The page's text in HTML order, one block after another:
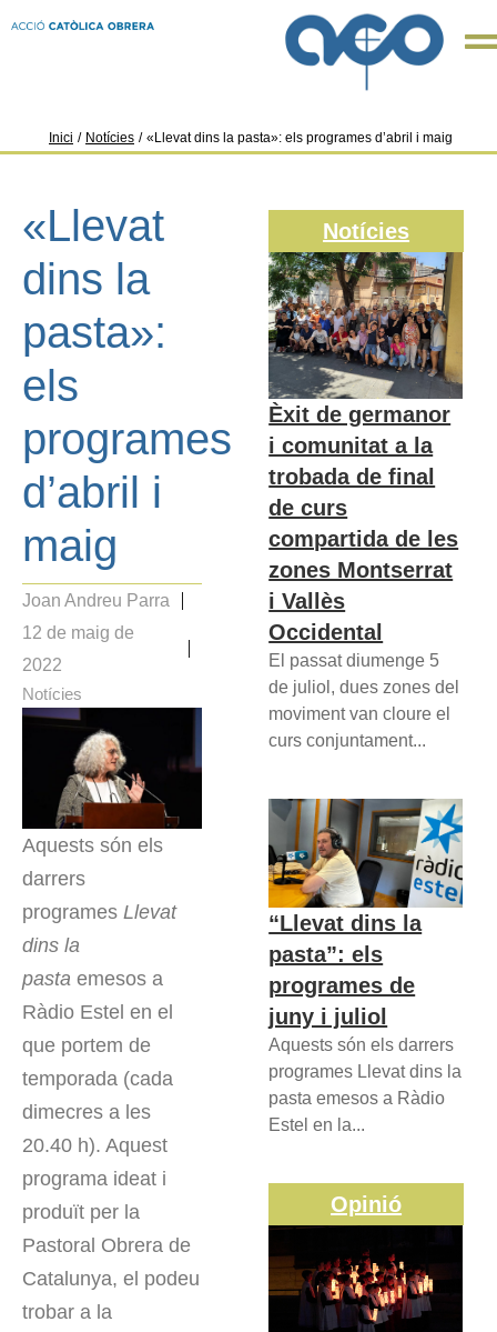
Inici / Notícies / «Llevat dins la pasta»: els programes d’abril i maig
«Llevat
dins la
pasta»:
els
programes
d’abril i
maig
Joan Andreu Parra
12 de maig de
2022
Notícies
Aquests són els
darrers
programes Llevat
dins la
pasta emesos a
Ràdio Estel en el
que portem de
temporada (cada
dimecres a les
20.40 h). Aquest
programa ideat i
produït per la
Pastoral Obrera de
Catalunya, el podeu
trobar a la
Notícies
Èxit de germanor
i comunitat a la
trobada de final
de curs
compartida de les
zones Montserrat
i Vallès
Occidental
El passat diumenge 5
de juliol, dues zones del
moviment van cloure el
curs conjuntament...
“Llevat dins la
pasta”: els
programes de
juny i juliol
Aquests són els darrers
programes Llevat dins la
pasta emesos a Ràdio
Estel en la...
Opinió